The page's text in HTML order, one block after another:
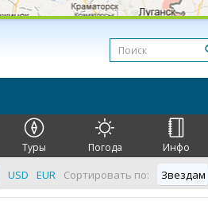
Туры Погода Инфо
Сортировать по: Звездам
USD EUR